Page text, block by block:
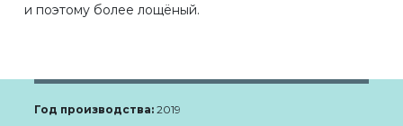
и поэтому более лощёный.
Год производства: 2019